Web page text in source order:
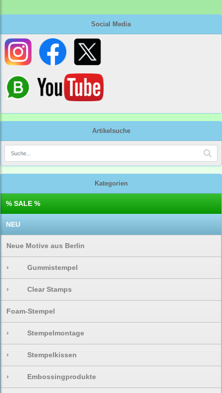
Social Media
Artikelsuche
Kategorien
% SALE %
NEU
Neue Motive aus Berlin
› Gummistempel
› Clear Stamps
Foam-Stempel
› Stempelmontage
› Stempelkissen
› Embossingprodukte